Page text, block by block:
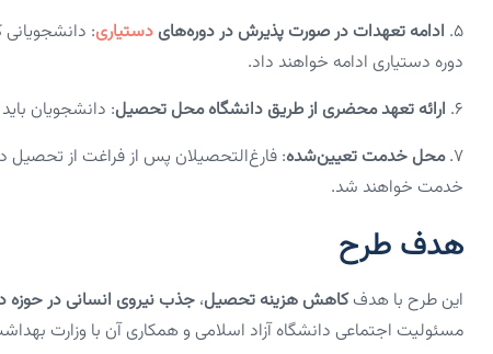
۵. ادامه تعهدات در صورت پذیرش در دوره‌های دستیاری:
دوره دستیاری ادامه خواهند داد.
۶. ارائه تعهد محضری از طریق دانشگاه محل تحصیل: دانشجویان
۷. محل خدمت تعیین‌شده: فارغ‌التحصیلان پس از فراغت از تحصیل
خدمت خواهند شد.
هدف طرح
این طرح با هدفکاهش هزینه تحصیل،جذب نیروی انسانی در حوزه
مسئولیت اجتماعی دانشگاه آزاد اسلامی و همکاری آن با وزارت